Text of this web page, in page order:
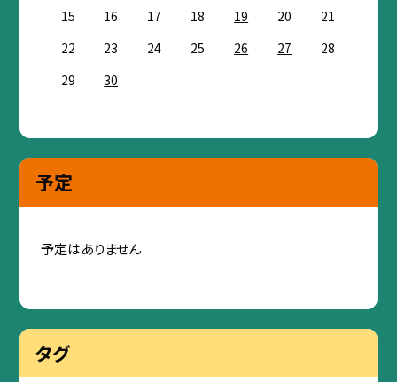
15
16 17 18 19 20
21
22
23 24 25 26 27
28
29
30
予定
予定はありません
タグ